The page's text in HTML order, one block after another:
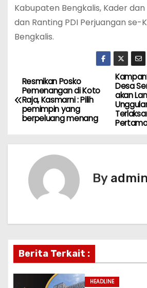
Kabupaten Bengkalis, Kader dan
dan Ranting PDI Perjuangan se-
Bengkalis.
P
o
s
t
g
a
Desa
akan
Resmikan Posko
Pemenangan di Koto
Raja, Kasmarni : Pilih
pemimpin yang
berpeluang menang
By admin
Berita Terkait :
HEADLINE